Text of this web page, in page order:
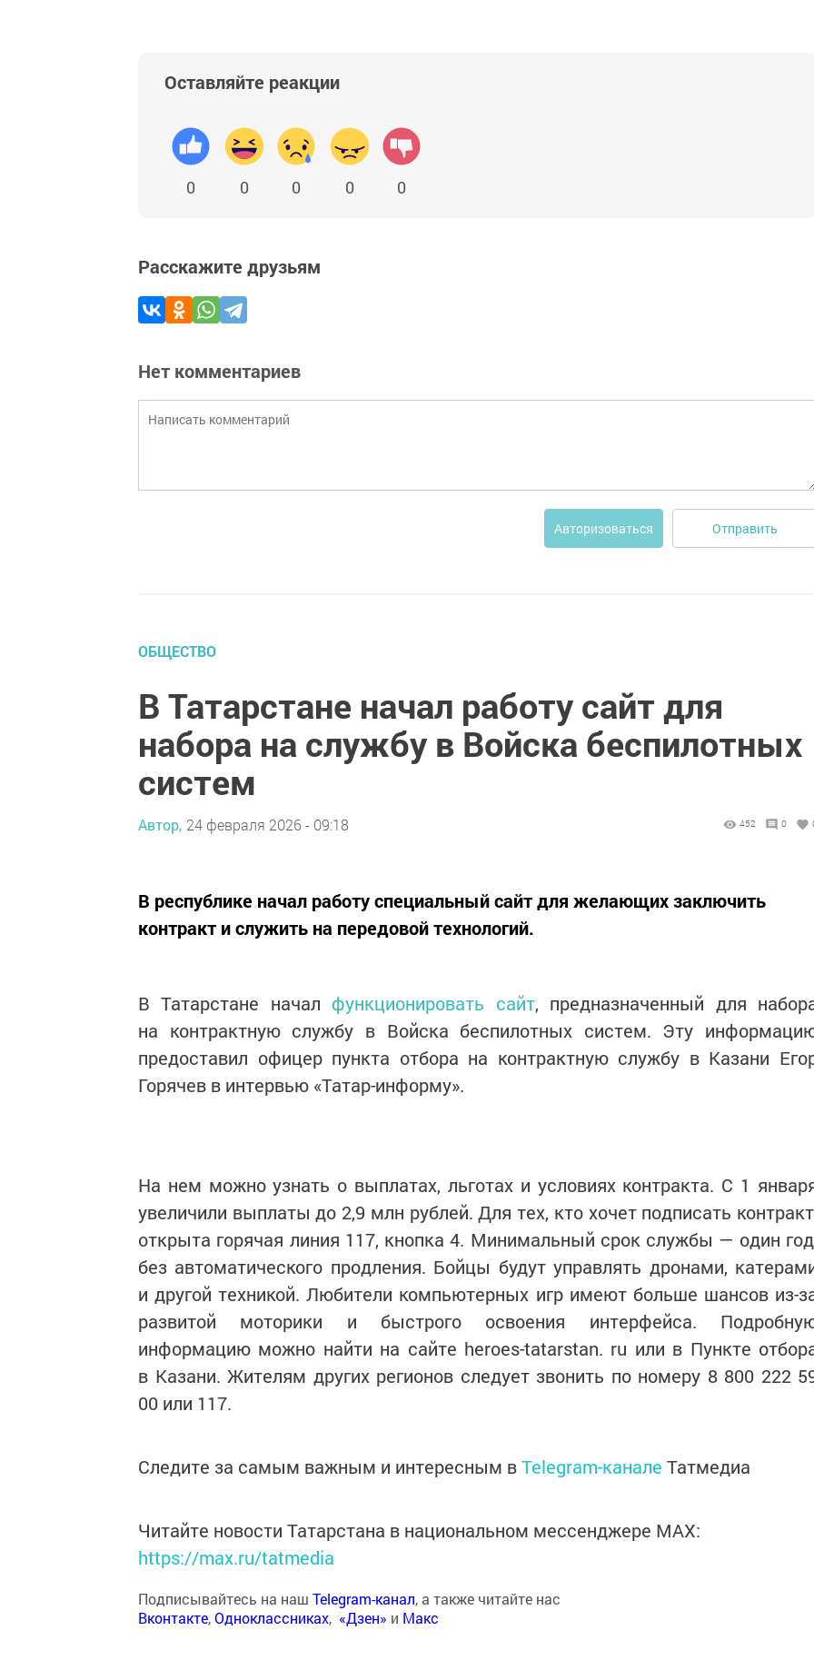
Оставляйте реакции
0 0 0 0 0
Расскажите друзьям
Нет комментариев
Авторизоваться Отправить
ОБЩЕСТВО
В Татарстане начал работу сайт для
набора на службу в Войска беспилотных
систем
Автор, 24 февраля 2026 - 09:18 452 0
В республике начал работу специальный сайт для желающих заключить
контракт и служить на передовой технологий.
В Татарстане начал функционировать сайт, предназначенный для
на контрактную службу в Войска беспилотных систем. Эту
предоставил офицер пункта отбора на контрактную службу в Казани
Горячев в интервью «Татар-информу».
На нем можно узнать о выплатах, льготах и условиях контракта. С 1
увеличили выплаты до 2,9 млн рублей. Для тех, кто хочет подписать
открыта горячая линия 117, кнопка 4. Минимальный срок службы — один
без автоматического продления. Бойцы будут управлять дронами,
и другой техникой. Любители компьютерных игр имеют больше шансов из-
развитой моторики и быстрого освоения интерфейса.
информацию можно найти на сайте heroes-tatarstan. ru или в Пункте
в Казани. Жителям других регионов следует звонить по номеру 8 800 222
00 или 117.
Следите за самым важным и интересным вTelegram-канале Татмедиа
Читайте новости Татарстана в национальном мессенджере MАХ:
https://max.ru/tatmedia
Подписывайтесь на наш Telegram-канал, а также читайте нас
Вконтакте,Одноклассниках, «Дзен» и Макс